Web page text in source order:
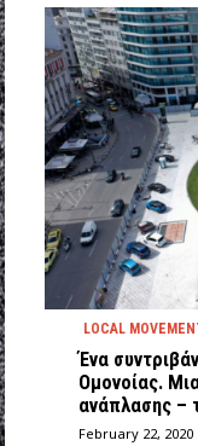
LOCAL
Ένα
Ομονοίας.
ανάπλασης –
February 22, 2020